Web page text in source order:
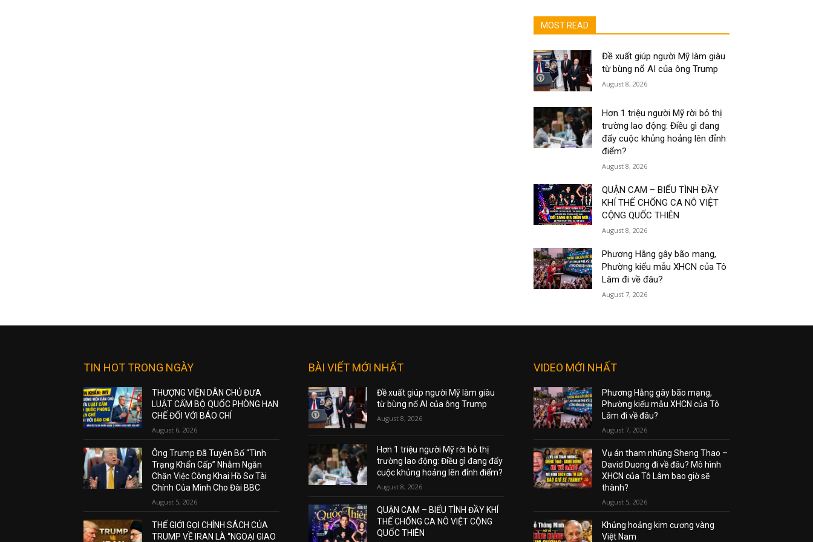
MOST READ
Đề xuất giúp người Mỹ làm giàu
từ bùng nổ AI của ông Trump
August 8, 2026
Hơn 1 triệu người Mỹ rời bỏ thị
trường lao động: Điều gì đang
đẩy cuộc khủng hoảng lên đỉnh
điểm?
August 8, 2026
QUẬN CAM – BIỂU TÌNH ĐẦY
KHÍ THẾ CHỐNG CA NÔ VIỆT
CỘNG QUỐC THIÊN
August 8, 2026
Phương Hằng gây bão mạng,
Phường kiểu mẫu XHCN của Tô
Lâm đi về đâu?
August 7, 2026
TIN HOT TRONG NGÀY
THƯỢNG VIỆN DÂN CHỦ ĐƯA
LUẬT CẤM BỘ QUỐC PHÒNG HẠN
CHẾ ĐỐI VỚI BÁO CHÍ
August 6, 2026
Ông Trump Đã Tuyên Bố “Tình
Trạng Khẩn Cấp” Nhằm Ngăn
Chặn Việc Công Khai Hồ Sơ Tài
Chính Của Mình Cho Đài BBC
August 5, 2026
THẾ GIỚI GỌI CHÍNH SÁCH CỦA
TRUMP VỀ IRAN LÀ “NGOẠI GIAO
BÀI VIẾT MỚI NHẤT
Đề xuất giúp người Mỹ làm giàu
từ bùng nổ AI của ông Trump
August 8, 2026
Hơn 1 triệu người Mỹ rời bỏ thị
trường lao động: Điều gì đang đẩy
cuộc khủng hoảng lên đỉnh điểm?
August 8, 2026
QUẬN CAM – BIỂU TÌNH ĐẦY KHÍ
THẾ CHỐNG CA NÔ VIỆT CỘNG
QUỐC THIÊN
VIDEO MỚI NHẤT
Phương Hằng gây bão mạng,
Phường kiểu mẫu XHCN của Tô
Lâm đi về đâu?
August 7, 2026
Vụ án tham nhũng Sheng Thao –
David Duong đi về đâu? Mô hình
XHCN của Tô Lâm bao giờ sẽ
thành?
August 5, 2026
Khủng hoảng kim cương vàng
Việt Nam